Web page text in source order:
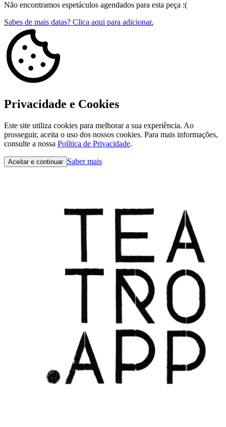
Não encontramos espetáculos agendados para esta peça :(
Sabes de mais datas? Clica aqui para adicionar.
Privacidade e Cookies
Este site utiliza cookies para melhorar a sua experiência. Ao
prosseguir, aceita o uso dos nossos cookies. Para mais informações,
consulte a nossa Política de Privacidade.
Aceitar e continuar Saber mais